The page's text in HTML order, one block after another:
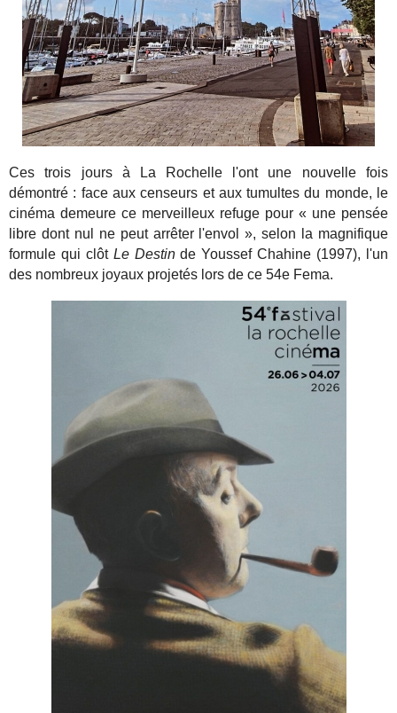
Ces trois jours à La Rochelle l'ont une nouvelle fois
démontré : face aux censeurs et aux tumultes du monde, le
cinéma demeure ce merveilleux refuge pour « une pensée
libre dont nul ne peut arrêter l'envol », selon la magnifique
formule qui clôt Le Destinde Youssef Chahine (1997), l'un
des nombreux joyaux projetés lors de ce 54e Fema.